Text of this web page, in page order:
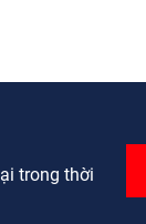
trong thời